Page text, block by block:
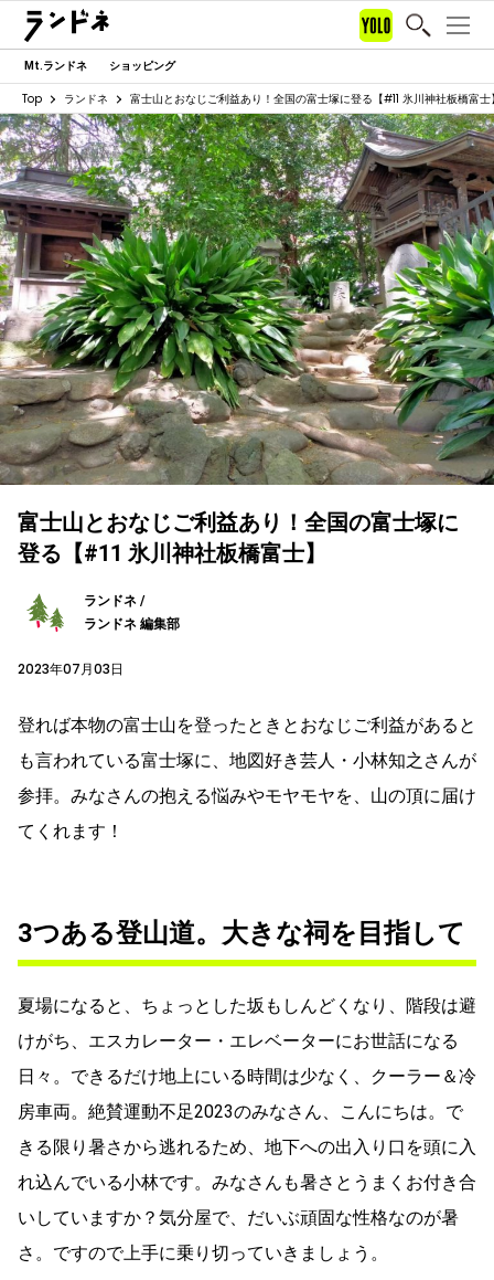
Mt.ランドネ ショッピング
Top ランドネ 富士山とおなじご利益あり！全国の富士塚に登る【#11 氷川神社板橋富士
富士山とおなじご利益あり！全国の富士塚に
登る【#11 氷川神社板橋富士】
ランドネ /
ランドネ 編集部
2023年07月03日
登れば本物の富士山を登ったときとおなじご利益があると
も言われている富士塚に、地図好き芸人・小林知之さんが
参拝。みなさんの抱える悩みやモヤモヤを、山の頂に届け
てくれます！
3つある登山道。大きな祠を目指して
夏場になると、ちょっとした坂もしんどくなり、階段は避
けがち、エスカレーター・エレベーターにお世話になる
日々。できるだけ地上にいる時間は少なく、クーラー＆冷
房車両。絶賛運動不足2023のみなさん、こんにちは。で
きる限り暑さから逃れるため、地下への出入り口を頭に入
れ込んでいる小林です。みなさんも暑さとうまくお付き合
いしていますか？気分屋で、だいぶ頑固な性格なのが暑
さ。ですので上手に乗り切っていきましょう。